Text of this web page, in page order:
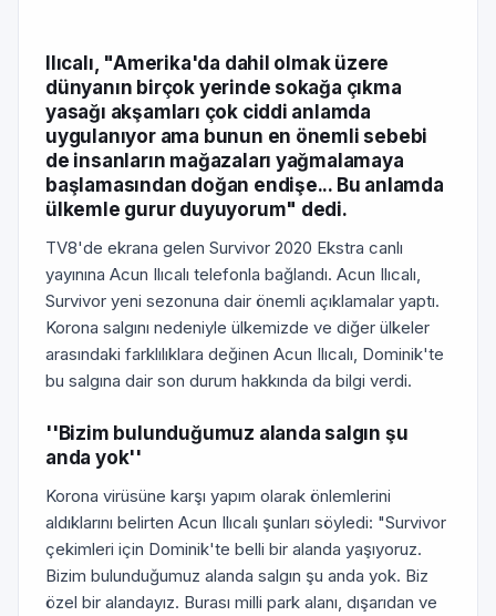
Ilıcalı, "Amerika'da dahil olmak üzere
dünyanın birçok yerinde sokağa çıkma
yasağı akşamları çok ciddi anlamda
uygulanıyor ama bunun en önemli sebebi
de insanların mağazaları yağmalamaya
başlamasından doğan endişe... Bu anlamda
ülkemle gurur duyuyorum" dedi.
TV8'de ekrana gelen Survivor 2020 Ekstra canlı
yayınına Acun Ilıcalı telefonla bağlandı. Acun Ilıcalı,
Survivor yeni sezonuna dair önemli açıklamalar yaptı.
Korona salgını nedeniyle ülkemizde ve diğer ülkeler
arasındaki farklılıklara değinen Acun Ilıcalı, Dominik'te
bu salgına dair son durum hakkında da bilgi verdi.
''Bizim bulunduğumuz alanda salgın şu
anda yok''
Korona virüsüne karşı yapım olarak önlemlerini
aldıklarını belirten Acun Ilıcalı şunları söyledi: "Survivor
çekimleri için Dominik'te belli bir alanda yaşıyoruz.
Bizim bulunduğumuz alanda salgın şu anda yok. Biz
özel bir alandayız. Burası milli park alanı, dışarıdan ve